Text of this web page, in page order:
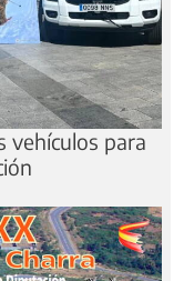
vehículos para